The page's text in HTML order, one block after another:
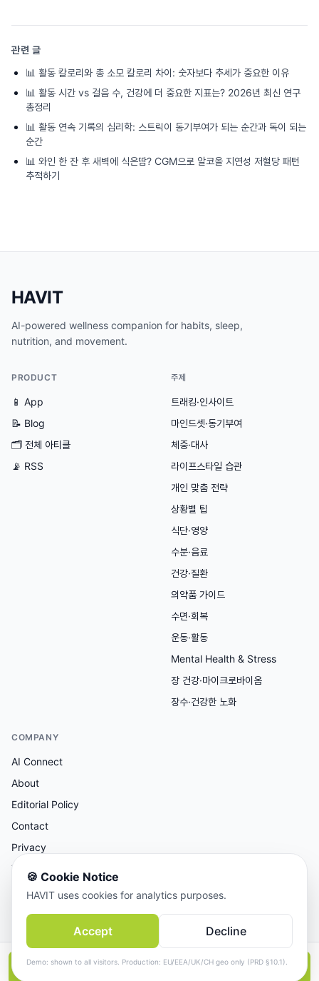
관련 글
📊 활동 칼로리와 총 소모 칼로리 차이: 숫자보다 추세가 중요한 이유
📊 활동 시간 vs 걸음 수, 건강에 더 중요한 지표는? 2026년 최신 연구
총정리
📊 활동 연속 기록의 심리학: 스트릭이 동기부여가 되는 순간과 독이 되는
순간
📊 와인 한 잔 후 새벽에 식은땀? CGM으로 알코올 지연성 저혈당 패턴
추적하기
📱앱에서 더 보기
HAVIT
AI-powered wellness companion for habits, sleep,
nutrition, and movement.
PRODUCT
📱 App
📝 Blog
🗂 전체 아티클
📡 RSS
주제
트래킹·인사이트
마인드셋·동기부여
체중·대사
라이프스타일 습관
개인 맞춤 전략
상황별 팁
식단·영양
수분·음료
건강·질환
의약품 가이드
수면·회복
운동·활동
Mental Health & Stress
장 건강·마이크로바이옴
장수·건강한 노화
COMPANY
AI Connect
About
Editorial Policy
Contact
Privacy
Terms
AI 보조 리서치, 사람이 검토한 콘텐츠.
🍪 Cookie Notice
HAVIT uses cookies for analytics purposes.
Accept Decline
Demo: shown to all visitors. Production: EU/EEA/UK/CH geo only (PRD §10.1).